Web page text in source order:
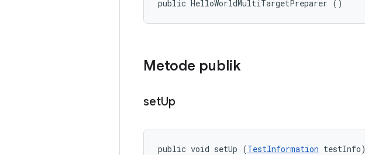
public HelloWorldMultiTargetPreparer ()
Metode publik
setUp
public void setUp (TestInformation testInfo)